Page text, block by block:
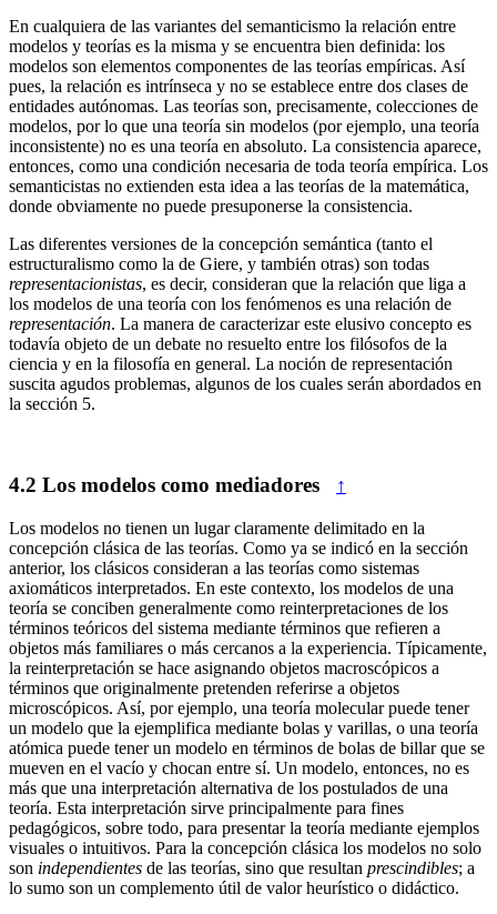
En cualquiera de las variantes del semanticismo la relación entre
modelos y teorías es la misma y se encuentra bien definida: los
modelos son elementos componentes de las teorías empíricas. Así
pues, la relación es intrínseca y no se establece entre dos clases de
entidades autónomas. Las teorías son, precisamente, colecciones de
modelos, por lo que una teoría sin modelos (por ejemplo, una teoría
inconsistente) no es una teoría en absoluto. La consistencia aparece,
entonces, como una condición necesaria de toda teoría empírica. Los
semanticistas no extienden esta idea a las teorías de la matemática,
donde obviamente no puede presuponerse la consistencia.
Las diferentes versiones de la concepción semántica (tanto el
estructuralismo como la de Giere, y también otras) son todas
representacionistas, es decir, consideran que la relación que liga a
los modelos de una teoría con los fenómenos es una relación de
representación. La manera de caracterizar este elusivo concepto es
todavía objeto de un debate no resuelto entre los filósofos de la
ciencia y en la filosofía en general. La noción de representación
suscita agudos problemas, algunos de los cuales serán abordados en
la sección 5.
4.2 Los modelos como mediadores ↑
Los modelos no tienen un lugar claramente delimitado en la
concepción clásica de las teorías. Como ya se indicó en la sección
anterior, los clásicos consideran a las teorías como sistemas
axiomáticos interpretados. En este contexto, los modelos de una
teoría se conciben generalmente como reinterpretaciones de los
términos teóricos del sistema mediante términos que refieren a
objetos más familiares o más cercanos a la experiencia. Típicamente,
la reinterpretación se hace asignando objetos macroscópicos a
términos que originalmente pretenden referirse a objetos
microscópicos. Así, por ejemplo, una teoría molecular puede tener
un modelo que la ejemplifica mediante bolas y varillas, o una teoría
atómica puede tener un modelo en términos de bolas de billar que se
mueven en el vacío y chocan entre sí. Un modelo, entonces, no es
más que una interpretación alternativa de los postulados de una
teoría. Esta interpretación sirve principalmente para fines
pedagógicos, sobre todo, para presentar la teoría mediante ejemplos
visuales o intuitivos. Para la concepción clásica los modelos no solo
son independientes de las teorías, sino que resultan prescindibles; a
lo sumo son un complemento útil de valor heurístico o didáctico.